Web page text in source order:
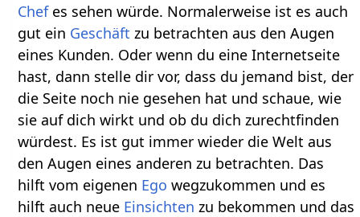
Chefes sehen würde. Normalerweise ist es auch
gut ein Geschäft zu betrachten aus den Augen
eines Kunden. Oder wenn du eine Internetseite
hast, dann stelle dir vor, dass du jemand bist, der
die Seite noch nie gesehen hat und schaue, wie
sie auf dich wirkt und ob du dich zurechtfinden
würdest. Es ist gut immer wieder die Welt aus
den Augen eines anderen zu betrachten. Das
hilft vom eigenen Ego wegzukommen und es
hilft auch neue Einsichten zu bekommen und das